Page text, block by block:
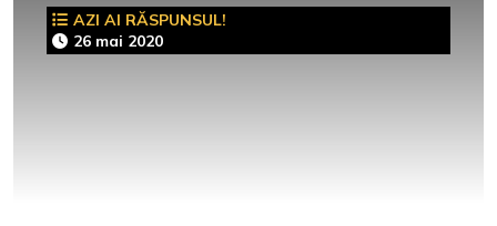
AZI AI RĂSPUNSUL!
26 mai 2020